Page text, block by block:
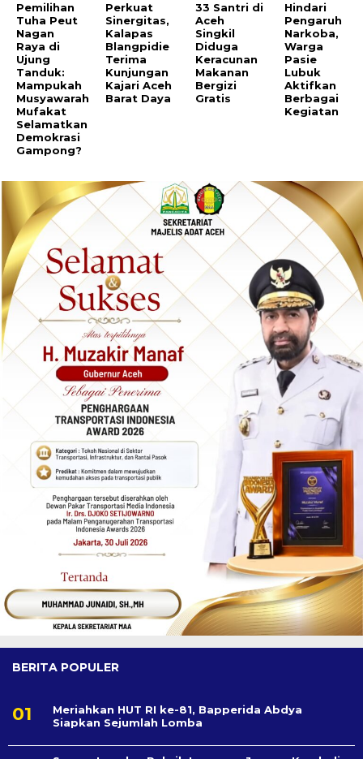
Pemilihan
Tuha Peut
Nagan
Raya di
Ujung
Tanduk:
Mampukah
Musyawarah
Mufakat
Selamatkan
Demokrasi
Gampong?
Perkuat
Sinergitas,
Kalapas
Blangpidie
Terima
Kunjungan
Kajari Aceh
Barat Daya
33 Santri di
Aceh
Singkil
Diduga
Keracunan
Makanan
Bergizi
Gratis
Hindari
Pengaruh
Narkoba,
Warga
Pasie
Lubuk
Aktifkan
Berbagai
Kegiatan
BERITA POPULER
Meriahkan HUT RI ke-81, Bapperida Abdya
Siapkan Sejumlah Lomba